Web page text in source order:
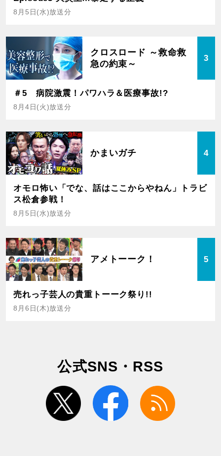
8月5日(水)放送分
クロスロード ～救命救
急の約束～
3
＃5 病院激震！パワハラ＆医療事故!?
8月4日(火)放送分
かまいガチ 4
オモロ怖い「でな、話はここからやねん」トラビ
ス松倉参戦！
8月5日(水)放送分
アメトーーク！ 5
売れっ子芸人の貴重トーーク祭り!!
8月6日(木)放送分
公式SNS・RSS
twitter facebook